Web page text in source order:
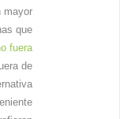
mayor
que
fuera
de